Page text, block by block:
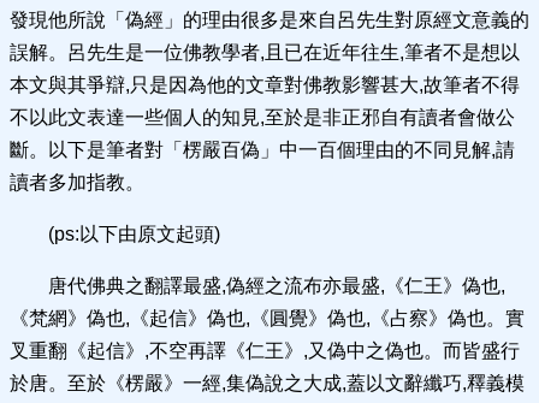
發現他所說「偽經」的理由很多是來自呂先生對原經文意義的
誤解。呂先生是一位佛教學者,且已在近年往生,筆者不是想以
本文與其爭辯,只是因為他的文章對佛教影響甚大,故筆者不得
不以此文表達一些個人的知見,至於是非正邪自有讀者會做公
斷。以下是筆者對「楞嚴百偽」中一百個理由的不同見解,請
讀者多加指教。
(ps:以下由原文起頭)
唐代佛典之翻譯最盛,偽經之流布亦最盛,《仁王》偽也,
《梵網》偽也,《起信》偽也,《圓覺》偽也,《占察》偽也。實
叉重翻《起信》,不空再譯《仁王》,又偽中之偽也。而皆盛行
於唐。至於《楞嚴》一經,集偽說之大成,蓋以文辭纖巧,釋義模